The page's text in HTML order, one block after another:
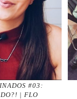
#03:
| FLO